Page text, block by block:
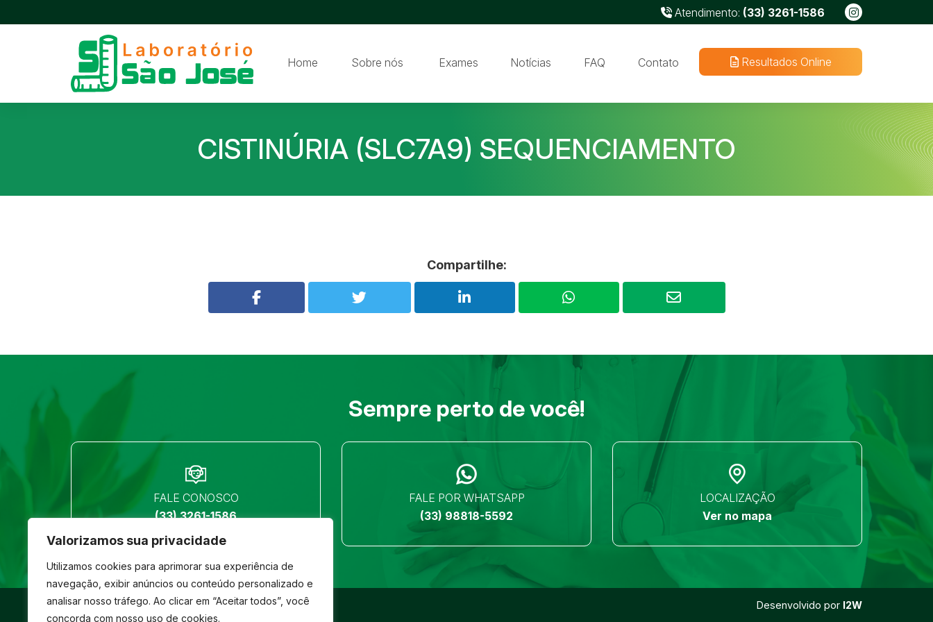
Valorizamos sua privacidade
Utilizamos cookies para aprimorar sua experiência de
navegação, exibir anúncios ou conteúdo personalizado e
analisar nosso tráfego. Ao clicar em “Aceitar todos”, você
concorda com nosso uso de cookies.
Atendimento: (33) 3261-1586
Home Sobre nós Exames Notícias FAQ Contato Resultados Online
CISTINÚRIA (SLC7A9) SEQUENCIAMENTO
Compartilhe:
Sempre perto de você!
FALE CONOSCO
(33) 3261-1586
FALE POR WHATSAPP
(33) 98818-5592
LOCALIZAÇÃO
Ver no mapa
© São José- Todos os direitos reservados Desenvolvido por I2W